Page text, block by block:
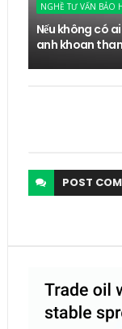
NGHỀ TƯ VẤN BẢO
Nếu không có
anh khoan
POST